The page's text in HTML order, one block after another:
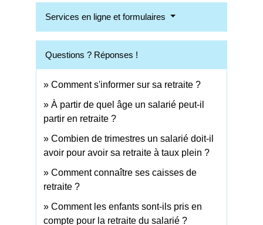
Services en ligne et formulaires
Questions ? Réponses !
Comment s'informer sur sa retraite ?
À partir de quel âge un salarié peut-il
partir en retraite ?
Combien de trimestres un salarié doit-il
avoir pour avoir sa retraite à taux plein ?
Comment connaître ses caisses de
retraite ?
Comment les enfants sont-ils pris en
compte pour la retraite du salarié ?